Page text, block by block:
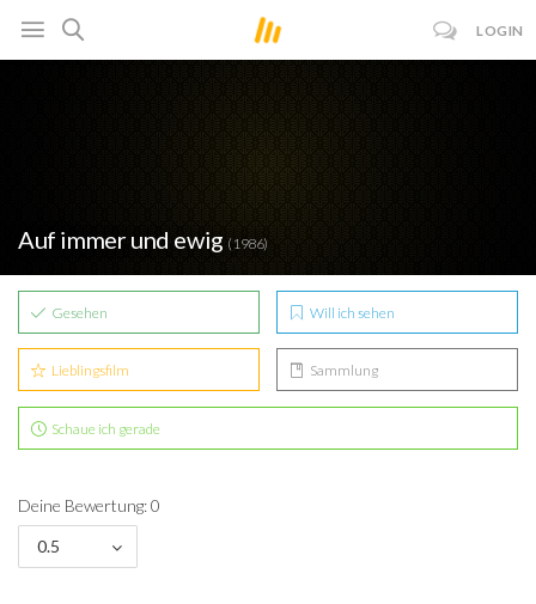
LOGIN
Auf immer und ewig (1986)
Gesehen Will ich sehen
Lieblingsfilm Sammlung
Schaue ich gerade
Deine Bewertung: 0
0.5